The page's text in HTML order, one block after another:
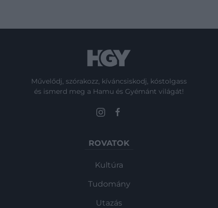
Művelődj, szórakozz, kíváncsiskodj, kóstolgass
és ismerd meg a Hamu és Gyémánt világát!
ROVATOK
Kultúra
Tudomány
Utazás